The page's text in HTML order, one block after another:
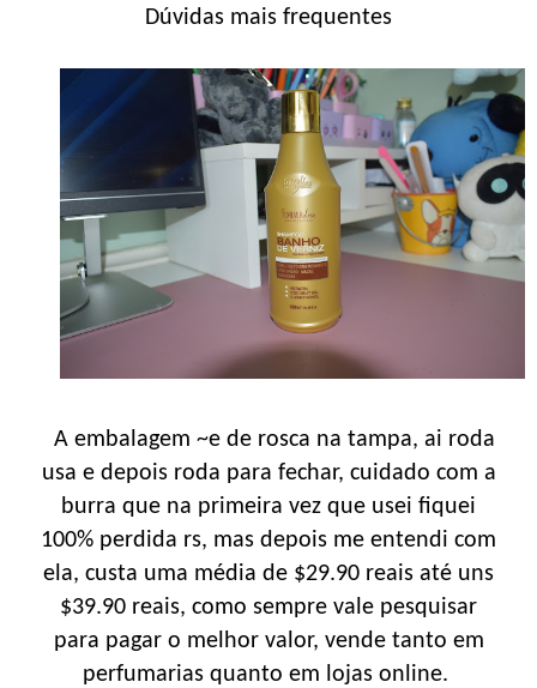
Dúvidas mais frequentes
A embalagem ~e de rosca na tampa, ai roda
usa e depois roda para fechar, cuidado com a
burra que na primeira vez que usei fiquei
100% perdida rs, mas depois me entendi com
ela, custa uma média de $29.90 reais até uns
$39.90 reais, como sempre vale pesquisar
para pagar o melhor valor, vende tanto em
perfumarias quanto em lojas online.